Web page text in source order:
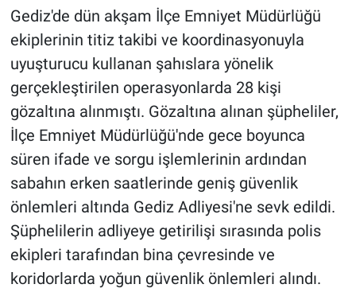
Gediz'de dün akşam İlçe Emniyet Müdürlüğü
ekiplerinin titiz takibi ve koordinasyonuyla
uyuşturucu kullanan şahıslara yönelik
gerçekleştirilen operasyonlarda 28 kişi
gözaltına alınmıştı. Gözaltına alınan şüpheliler,
İlçe Emniyet Müdürlüğü'nde gece boyunca
süren ifade ve sorgu işlemlerinin ardından
sabahın erken saatlerinde geniş güvenlik
önlemleri altında Gediz Adliyesi'ne sevk edildi.
Şüphelilerin adliyeye getirilişi sırasında polis
ekipleri tarafından bina çevresinde ve
koridorlarda yoğun güvenlik önlemleri alındı.